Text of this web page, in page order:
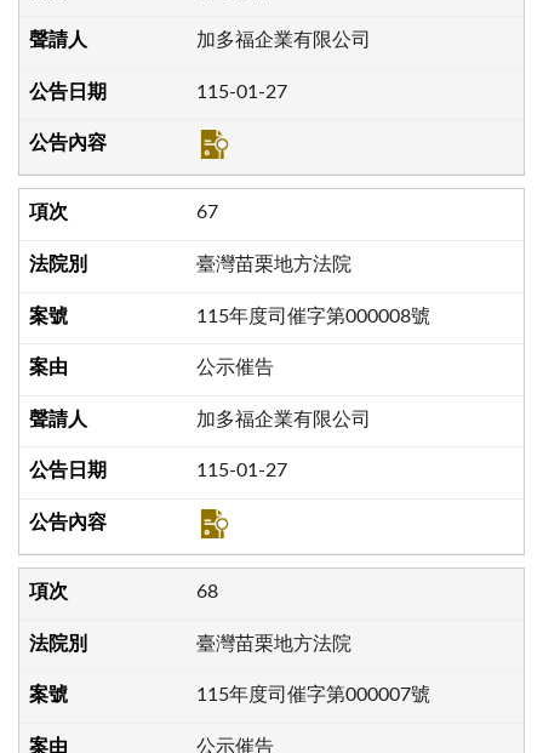
加多福企業有限公司
115-01-27
67
臺灣苗栗地方法院
115年度司催字第000008號
公示催告
加多福企業有限公司
115-01-27
68
臺灣苗栗地方法院
115年度司催字第000007號
公示催告